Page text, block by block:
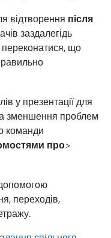
відтворення після
заздалегідь
переконатися, що
у презентації для
зменшення проблем
команди
про>
переходів,